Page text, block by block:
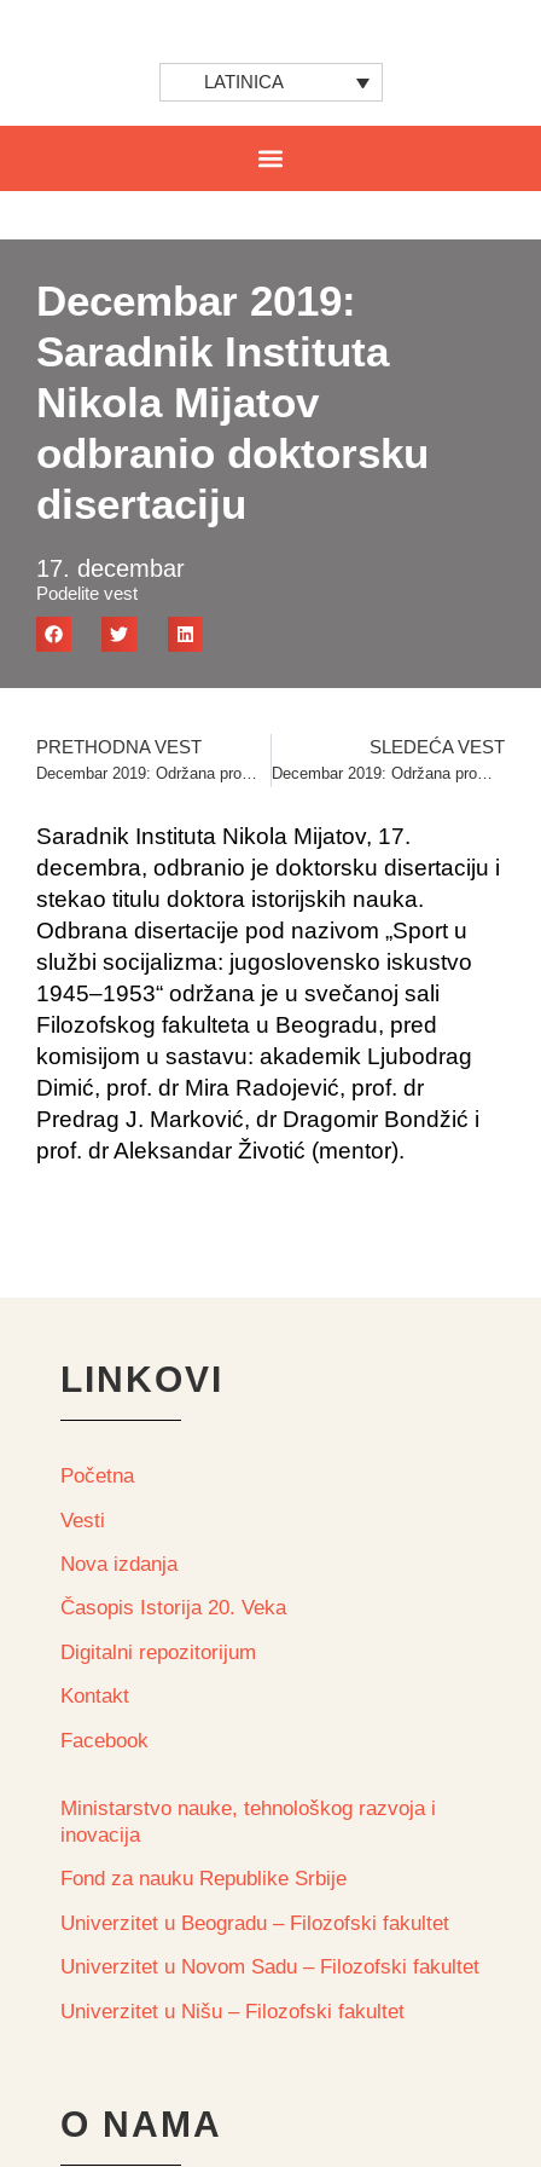
LATINICA
Decembar 2019:
Saradnik Instituta
Nikola Mijatov
odbranio doktorsku
disertaciju
17. decembar
Podelite vest
PRETHODNA VEST
Decembar 2019: Održana promocija zbornika „Od Karađorđa do Versajskog mira“
SLEDEĆA VEST
Decembar 2019: Održana promocija knjige „OZNA – represija komunističkog režima u Srbiji 1944-1946“ u Parohijskom domu Hrama Svetog Save
Saradnik Instituta Nikola Mijatov, 17.
decembra, odbranio je doktorsku disertaciju i
stekao titulu doktora istorijskih nauka.
Odbrana disertacije pod nazivom „Sport u
službi socijalizma: jugoslovensko iskustvo
1945–1953“ održana je u svečanoj sali
Filozofskog fakulteta u Beogradu, pred
komisijom u sastavu: akademik Ljubodrag
Dimić, prof. dr Mira Radojević, prof. dr
Predrag J. Marković, dr Dragomir Bondžić i
prof. dr Aleksandar Životić (mentor).
LINKOVI
Početna
Vesti
Nova izdanja
Časopis Istorija 20. Veka
Digitalni repozitorijum
Kontakt
Facebook
Ministarstvo nauke, tehnološkog razvoja i
inovacija
Fond za nauku Republike Srbije
Univerzitet u Beogradu – Filozofski fakultet
Univerzitet u Novom Sadu – Filozofski fakultet
Univerzitet u Nišu – Filozofski fakultet
O NAMA